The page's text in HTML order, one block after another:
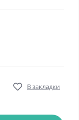
В закладки